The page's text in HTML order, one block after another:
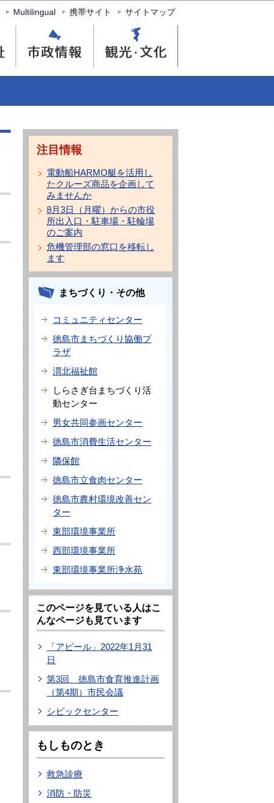
Multilingual 携帯サイト サイトマップ
注目情報
電動船HARMO艇を活用し
たクルーズ商品を企画して
みませんか
8月3日（月曜）からの市役
所出入口・駐車場・駐輪場
のご案内
危機管理部の窓口を移転し
ます
まちづくり・その他
コミュニティセンター
徳島市まちづくり協働プ
ラザ
渭北福祉館
しらさぎ台まちづくり活
動センター
男女共同参画センター
徳島市消費生活センター
隣保館
徳島市立食肉センター
徳島市農村環境改善セン
ター
東部環境事業所
西部環境事業所
東部環境事業所浄水苑
このページを見ている人はこ
んなページも見ています
「アピール」2022年1月31
日
第3回 徳島市食育推進計画
（第4期）市民会議
シビックセンター
もしものとき
救急診療
消防・防災